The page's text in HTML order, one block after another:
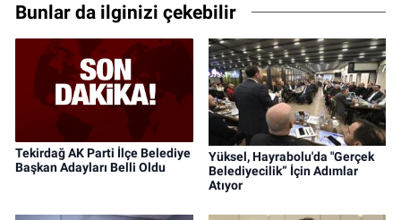
Bunlar da ilginizi çekebilir
Tekirdağ AK Parti İlçe Belediye
Başkan Adayları Belli Oldu
Yüksel, Hayrabolu'da "Gerçek
Belediyecilik” İçin Adımlar
Atıyor